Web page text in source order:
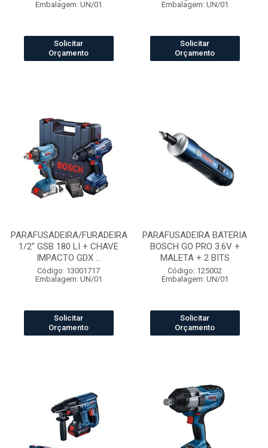
Embalagem: UN/01
Solicitar
Orçamento
Embalagem: UN/01
Solicitar
Orçamento
PARAFUSADEIRA/FURADEIRA
1/2" GSB 180 LI + CHAVE
IMPACTO GDX ...
Código: 13001717
Embalagem: UN/01
Solicitar
Orçamento
PARAFUSADEIRA BATERIA
BOSCH GO PRO 3.6V +
MALETA + 2 BITS
Código: 125002
Embalagem: UN/01
Solicitar
Orçamento